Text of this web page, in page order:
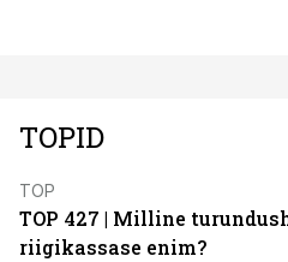
TOPID
TOP
TOP 427 | Milline
riigikassase enim?